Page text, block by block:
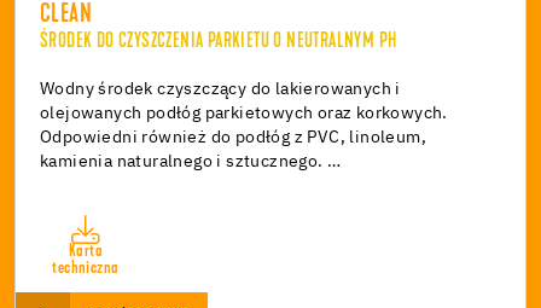
CLEAN
ŚRODEK DO CZYSZCZENIA PARKIETU O NEUTRALNYM PH
Wodny środek czyszczący do lakierowanych i
olejowanych podłóg parkietowych oraz korkowych.
Odpowiedni również do podłóg z PVC, linoleum,
kamienia naturalnego i sztucznego. …
Karta
techniczna